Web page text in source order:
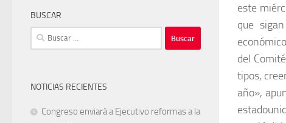
este
que
del
tipos,
año»,
BUSCAR
Buscar:
NOTICIAS RECIENTES
Congreso enviará a Ejecutivo reformas a la